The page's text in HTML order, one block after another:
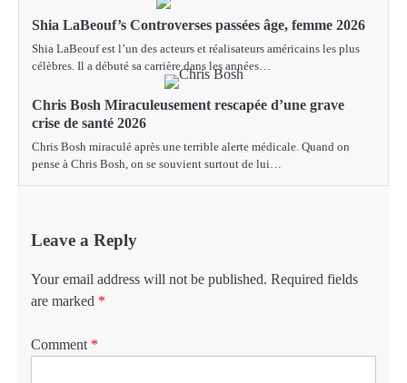
Shia LaBeouf’s Controverses passées âge, femme 2026
Shia LaBeouf est l’un des acteurs et réalisateurs américains les plus
célèbres. Il a débuté sa carrière dans les années…
Chris Bosh Miraculeusement rescapée d’une grave
crise de santé 2026
Chris Bosh miraculé après une terrible alerte médicale. Quand on
pense à Chris Bosh, on se souvient surtout de lui…
Leave a Reply
Your email address will not be published. Required fields
are marked *
Comment *